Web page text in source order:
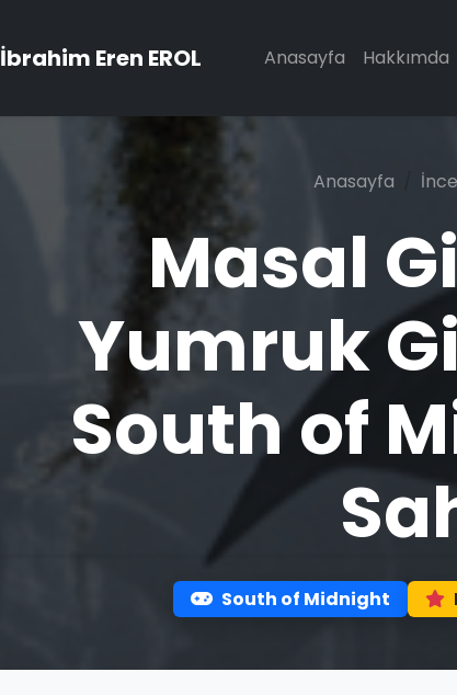
İbrahim Eren EROL Anasayfa Hakkımda
Anasayfa
Masal
Yumruk
South of
South of Midnight